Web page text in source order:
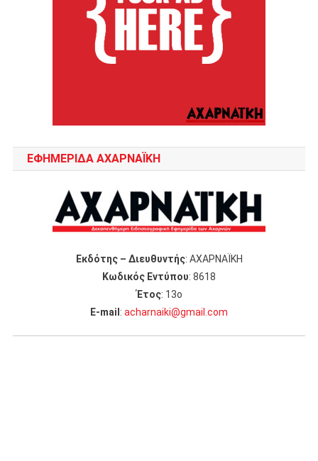
ΕΦΗΜΕΡΙΔΑ ΑΧΑΡΝΑΪΚΗ
Εκδότης – Διευθυντής: ΑΧΑΡΝΑΪΚΗ
Κωδικός Εντύπου: 8618
Έτος: 13ο
Ε-mail : acharnaiki@gmail.com